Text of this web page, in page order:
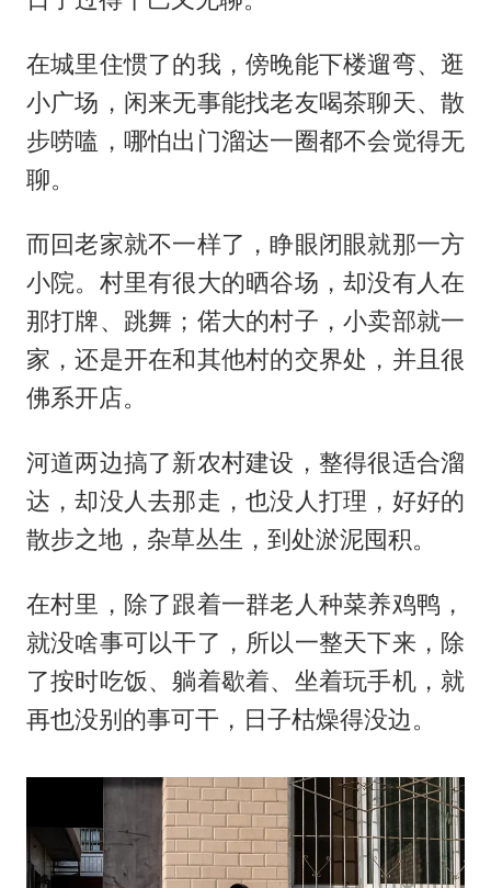
在城里住惯了的我，傍晚能下楼遛弯、逛
小广场，闲来无事能找老友喝茶聊天、散
步唠嗑，哪怕出门溜达一圈都不会觉得无
聊。
而回老家就不一样了，睁眼闭眼就那一方
小院。村里有很大的晒谷场，却没有人在
那打牌、跳舞；偌大的村子，小卖部就一
家，还是开在和其他村的交界处，并且很
佛系开店。
河道两边搞了新农村建设，整得很适合溜
达，却没人去那走，也没人打理，好好的
散步之地，杂草丛生，到处淤泥囤积。
在村里，除了跟着一群老人种菜养鸡鸭，
就没啥事可以干了，所以一整天下来，除
了按时吃饭、躺着歇着、坐着玩手机，就
再也没别的事可干，日子枯燥得没边。